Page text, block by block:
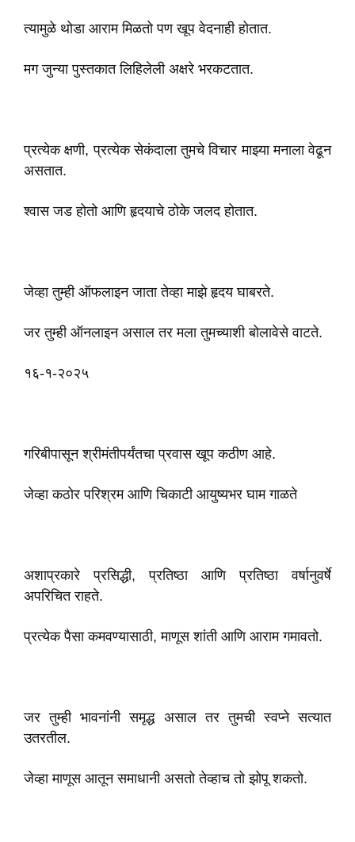
त्यामुळे थोडा आराम मिळतो पण खूप वेदनाही होतात.
मग जुन्या पुस्तकात लिहिलेली अक्षरे भरकटतात.
प्रत्येक क्षणी, प्रत्येक सेकंदाला तुमचे विचार माझ्या मनाला वेढून
असतात.
श्वास जड होतो आणि हृदयाचे ठोके जलद होतात.
जेव्हा तुम्ही ऑफलाइन जाता तेव्हा माझे हृदय घाबरते.
जर तुम्ही ऑनलाइन असाल तर मला तुमच्याशी बोलावेसे वाटते.
१६-१-२०२५
गरिबीपासून श्रीमंतीपर्यंतचा प्रवास खूप कठीण आहे.
जेव्हा कठोर परिश्रम आणि चिकाटी आयुष्यभर घाम गाळते
अशाप्रकारे प्रसिद्धी, प्रतिष्ठा आणि प्रतिष्ठा वर्षानुवर्षे
अपरिचित राहते.
प्रत्येक पैसा कमवण्यासाठी, माणूस शांती आणि आराम गमावतो.
जर तुम्ही भावनांनी समृद्ध असाल तर तुमची स्वप्ने सत्यात
उतरतील.
जेव्हा माणूस आतून समाधानी असतो तेव्हाच तो झोपू शकतो.